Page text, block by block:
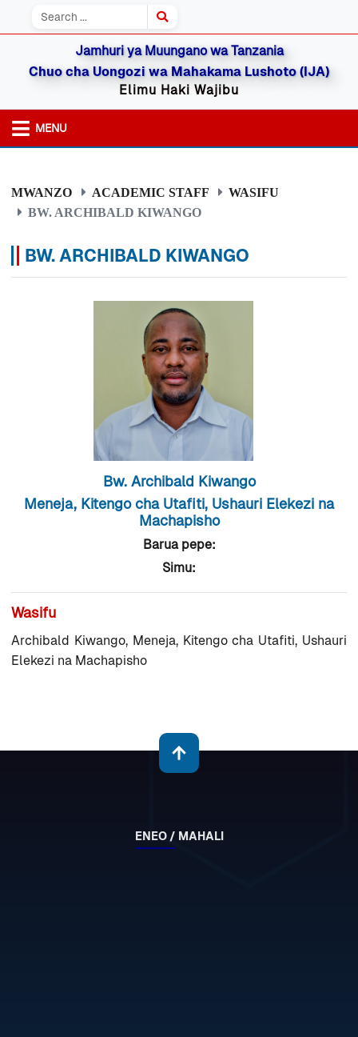
Jamhuri ya Muungano wa Tanzania
Chuo cha Uongozi wa Mahakama Lushoto (IJA)
Elimu Haki Wajibu
MENU
MWANZO ACADEMIC STAFF
WASIFU
BW. ARCHIBALD KIWANGO
BW. ARCHIBALD KIWANGO
Bw. Archibald Kiwango
Meneja, Kitengo cha Utafiti, Ushauri Elekezi na
Machapisho
Barua pepe:
Simu:
Wasifu
Archibald Kiwango, Meneja, Kitengo cha Utafiti, Ushauri
Elekezi na Machapisho
ENEO / MAHALI